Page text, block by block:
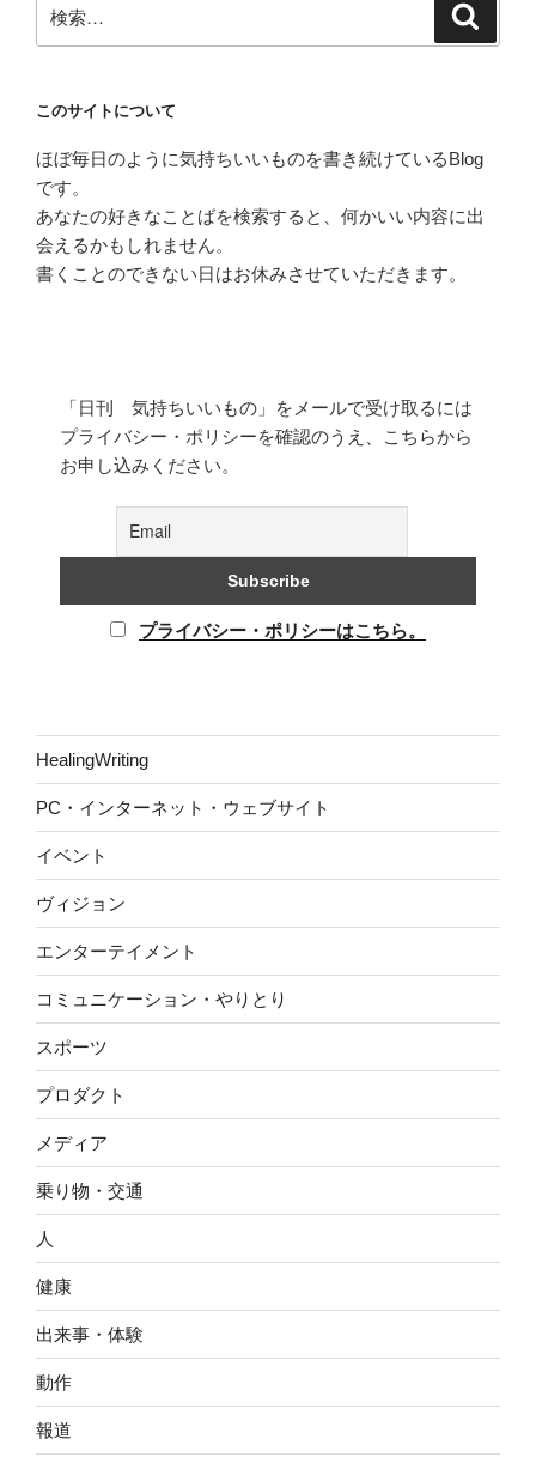
索:
このサイトについて
ほぼ毎日のように気持ちいいものを書き続けているBlog
です。
あなたの好きなことばを検索すると、何かいい内容に出
会えるかもしれません。
書くことのできない日はお休みさせていただきます。
「日刊 気持ちいいもの」をメールで受け取るには
プライバシー・ポリシーを確認のうえ、こちらから
お申し込みください。
プライバシー・ポリシーはこちら。
HealingWriting
PC・インターネット・ウェブサイト
イベント
ヴィジョン
エンターテイメント
コミュニケーション・やりとり
スポーツ
プロダクト
メディア
乗り物・交通
人
健康
出来事・体験
動作
報道